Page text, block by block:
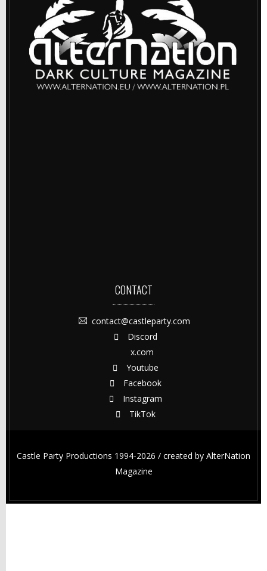
CONTACT
contact@castleparty.com
Discord
x.com
Youtube
Facebook
Instagram
TikTok
Castle Party Productions 1994-2026 / created by AlterNation
Magazine